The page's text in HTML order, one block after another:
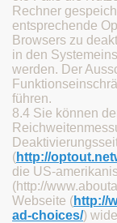
Rechner
entsprechende
Browsers zu
in den
werden. Der
führen.
8.4 Sie können
(http://
die US-
(http://
Webseite (http://
ad-choices/)